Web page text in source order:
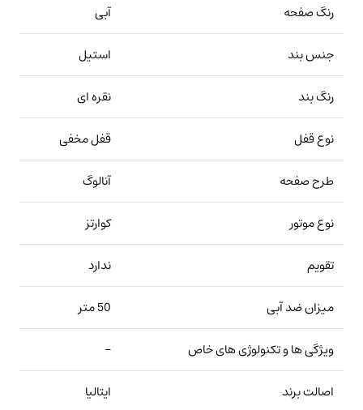
رنگ صفحه
آبی
جنس بند
استیل
رنگ بند
نقره ای
نوع قفل
قفل مخفی
طرح صفحه
آنالوگ
نوع موتور
کوارتز
تقویم
ندارد
میزان ضد آبی
50 متر
ویژگی ها و تکنولوژی های خاص
–
اصالت برند
ایتالیا